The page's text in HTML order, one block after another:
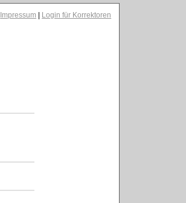
Impressum Login für Korrektoren